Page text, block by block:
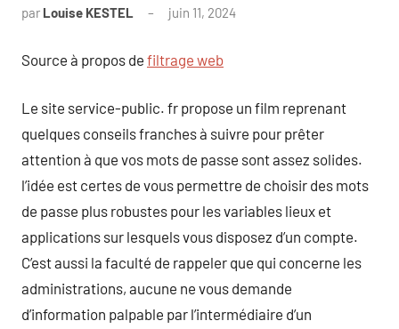
par Louise KESTEL juin 11, 2024
Source à propos de filtrage web
Le site service-public. fr propose un film reprenant
quelques conseils franches à suivre pour prêter
attention à que vos mots de passe sont assez solides.
l’idée est certes de vous permettre de choisir des mots
de passe plus robustes pour les variables lieux et
applications sur lesquels vous disposez d’un compte.
C’est aussi la faculté de rappeler que qui concerne les
administrations, aucune ne vous demande
d’information palpable par l’intermédiaire d’un